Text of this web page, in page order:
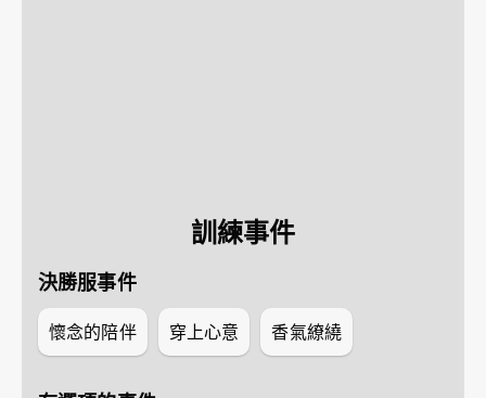
訓練事件
決勝服事件
懷念的陪伴 穿上心意 香氣繚繞